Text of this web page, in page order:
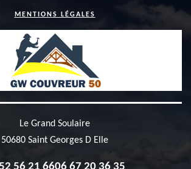
MENTIONS LÉGALES
Le Grand Soulaire
50680 Saint Georges D Elle